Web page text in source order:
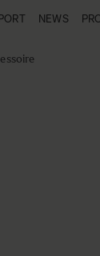
NEWS